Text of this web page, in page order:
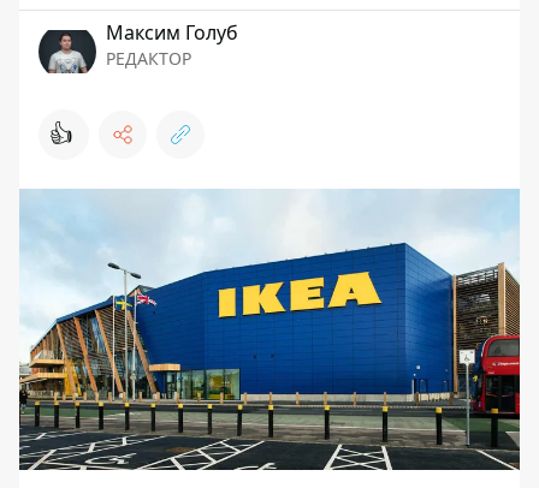
Максим Голуб
РЕДАКТОР
👍